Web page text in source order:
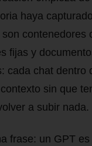
haya
contenedores
fijas y
cada chat dentro
sin que
a subir nada.
frase: un GPT